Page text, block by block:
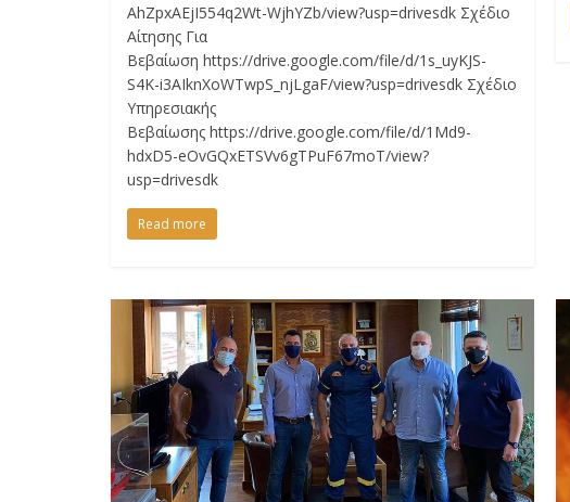
AhZpxAEjI554q2Wt-WjhYZb/view?usp=drivesdk Σχέδιο
Αίτησης Για
Βεβαίωση https://drive.google.com/file/d/1s_uyKJS-
S4K-i3AIknXoWTwpS_njLgaF/view?usp=drivesdk Σχέδιο
Υπηρεσιακής
Βεβαίωσης https://drive.google.com/file/d/1Md9-
hdxD5-eOvGQxETSVv6gTPuF67moT/view?
usp=drivesdk
Read more